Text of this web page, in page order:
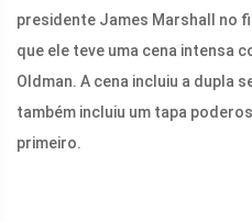
presidente James Marshall no
que ele teve uma cena intensa
Oldman. A cena incluiu a dupla
também incluiu um tapa
primeiro.